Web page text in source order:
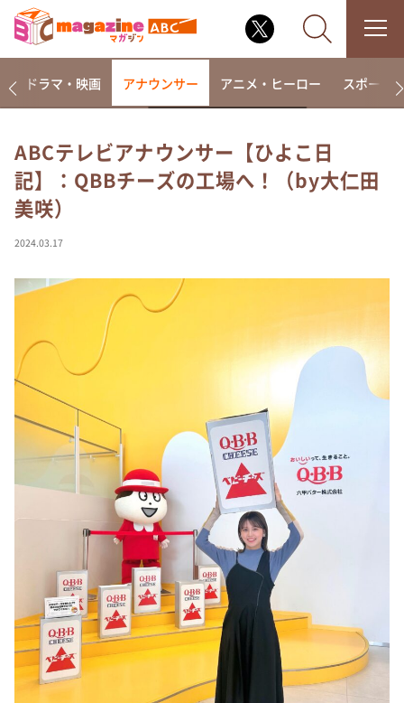
なるみ・岡村の過ぎるTV
相席食堂
これ余談なんですけど・・・
て真剣です
探偵！ナイトスクープ
news おかえり
河合＆A.B.C-Z塚田×福井アナ「なんでやねん！？」
（news おかえり）
DAIGOも台所 ～きょうの献立 何にする？～
本日はダイアンなり！シーズン２
朝だ！生です旅サラダ
教えて！ニュースライブ 正義のミカタ
ＬＩＦＥ～夢のカタチ～
新婚さんいらっしゃい！
ポツンと一軒家
ザキ山小屋本館
ぺこぱのまるスポ
アナ回覧板
ドラマ・映画 アナウンサー アニメ・ヒーロー スポーツ
ABCテレビアナウンサー【ひよこ日
記】：QBBチーズの工場へ！（by大仁田
美咲）
2024.03.17